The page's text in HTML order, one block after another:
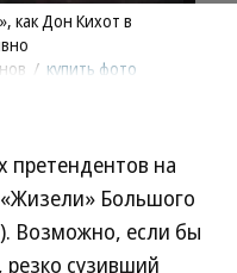
как Дон Кихот в
/ купить фото
претендентов на
Большого
). Возможно, если бы
сузивший